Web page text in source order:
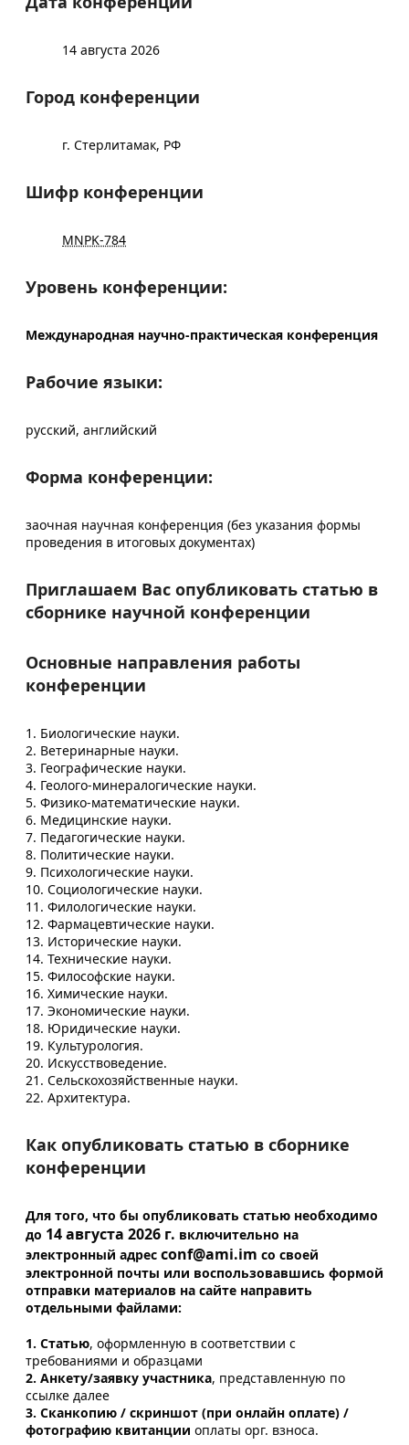
14 августа 2026
Город конференции
г. Стерлитамак, РФ
Шифр конференции
MNPK-784
Уровень конференции:
Международная научно-практическая конференция
Рабочие языки:
русский, английский
Форма конференции:
заочная научная конференция (без указания формы
проведения в итоговых документах)
Приглашаем Вас опубликовать статью в
сборнике научной конференции
Основные направления работы
конференции
1. Биологические науки.
2. Ветеринарные науки.
3. Географические науки.
4. Геолого-минералогические науки.
5. Физико-математические науки.
6. Медицинские науки.
7. Педагогические науки.
8. Политические науки.
9. Психологические науки.
10. Социологические науки.
11. Филологические науки.
12. Фармацевтические науки.
13. Исторические науки.
14. Технические науки.
15. Философские науки.
16. Химические науки.
17. Экономические науки.
18. Юридические науки.
19. Культурология.
20. Искусствоведение.
21. Сельскохозяйственные науки.
22. Архитектура.
Как опубликовать статью в сборнике
конференции
Для того, что бы опубликовать статью необходимо
до 14 августа 2026 г. включительно на
электронный адрес conf@ami.im со своей
электронной почты или воспользовавшись формой
отправки материалов на сайте направить
отдельными файлами:
1. Статью, оформленную в соответствии с
требованиями и образцами
2. Анкету/заявку участника, представленную по
ссылке далее
3. Сканкопию / скриншот (при онлайн оплате) /
фотографию квитанции оплаты орг. взноса.